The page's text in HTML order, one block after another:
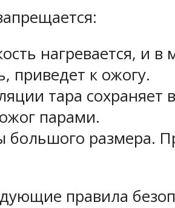
нагревается, и
приведет к ожогу.
тара сохраняет
парами.
большого размера.
правила